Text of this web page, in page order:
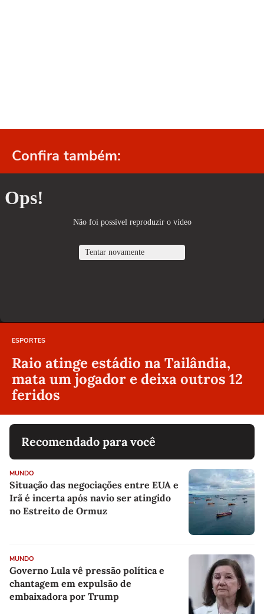
Confira também:
ESPORTES
Raio atinge estádio na Tailândia,
mata um jogador e deixa outros 12
feridos
Recomendado para você
MUNDO
Situação das negociações entre EUA e
Irã é incerta após navio ser atingido
no Estreito de Ormuz
MUNDO
Governo Lula vê pressão política e
chantagem em expulsão de
embaixadora por Trump